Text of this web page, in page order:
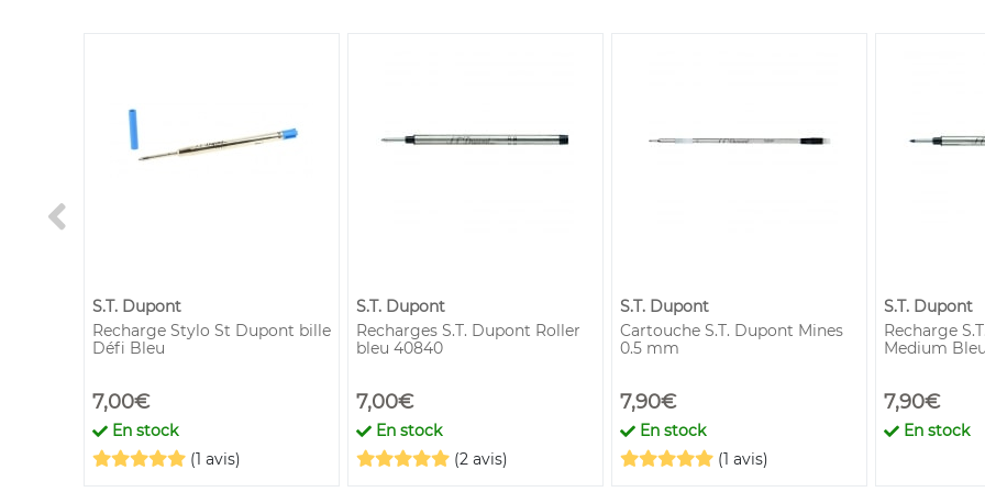
S.T. Dupont
Recharge Stylo St Dupont bille
Défi Bleu
7,00€
En stock
(1 avis)
S.T. Dupont
Recharges S.T. Dupont Roller
bleu 40840
7,00€
En stock
(2 avis)
S.T. Dupont
Cartouche S.T. Dupont Mines
0.5 mm
7,90€
En stock
(1 avis)
S.T. Dupont
Recharge
Medium
7,90€
En stock